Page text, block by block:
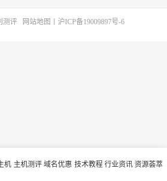
机 主机测评 域名优惠 技术教程 行业资讯 资源荟萃
测评 网站地图 沪ICP备19009897号-6